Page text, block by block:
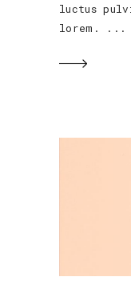
luctus
lorem.